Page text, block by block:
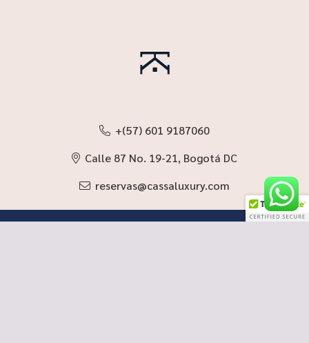
+(57) 601 9187060
Calle 87 No. 19-21, Bogotá DC
reservas@cassaluxury.com